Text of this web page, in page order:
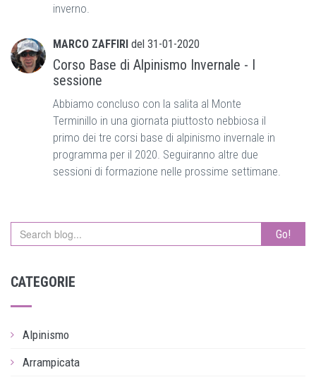
inverno.
MARCO ZAFFIRI del 31-01-2020
Corso Base di Alpinismo Invernale - I
sessione
Abbiamo concluso con la salita al Monte
Terminillo in una giornata piuttosto nebbiosa il
primo dei tre corsi base di alpinismo invernale in
programma per il 2020. Seguiranno altre due
sessioni di formazione nelle prossime settimane.
Go!
CATEGORIE
Alpinismo
Arrampicata